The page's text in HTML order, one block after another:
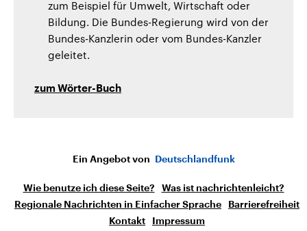
zum Beispiel für Umwelt, Wirtschaft oder
Bildung. Die Bundes-Regierung wird von der
Bundes-Kanzlerin oder vom Bundes-Kanzler
geleitet.
zum Wörter-Buch
Ein Angebot von Deutschlandfunk
Wie benutze ich diese Seite?
Was ist nachrichtenleicht?
Regionale Nachrichten in Einfacher Sprache
Barrierefreiheit
Kontakt
Impressum